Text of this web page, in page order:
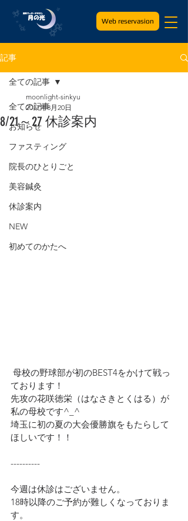
Web reservasion
記事
全ての記事
お知らせ
ファスティング
院長のひとりごと
美容鍼灸
休診案内
NEW
初めてのかたへ
全ての記事
8/21～27 休診案内
moonlight-sinkyu
2017年8月20日
ております！
先攻の花咲徳栄（はなさきとくはる）が
私の母校です^_^
埼玉に初の夏の大会優勝旗をもたらして
ほしいです！！
----------
今週は休診はございません。
18時以降のご予約が難しくなっておりま
す。